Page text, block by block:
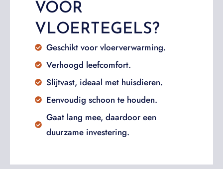
VOOR
VLOERTEGELS?
Geschikt voor vloerverwarming.
Verhoogd leefcomfort.
Slijtvast, ideaal met huisdieren.
Eenvoudig schoon te houden.
Gaat lang mee, daardoor een
duurzame investering.